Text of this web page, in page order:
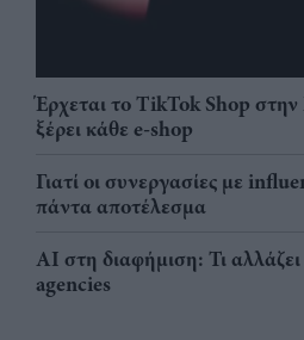
Έρχεται το TikTok Shop
ξέρει κάθε e-shop
Γιατί οι συνεργασίες με
πάντα αποτέλεσμα
AI στη διαφήμιση: Τι
agencies